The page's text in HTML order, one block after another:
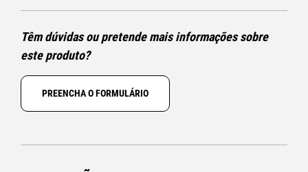
Têm dúvidas ou pretende mais informações sobre
este produto?
PREENCHA O FORMULÁRIO